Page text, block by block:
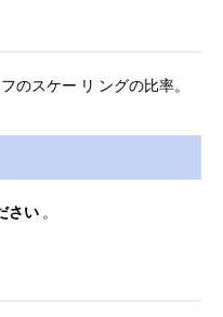
のスケー リ ングの比率。
さい。